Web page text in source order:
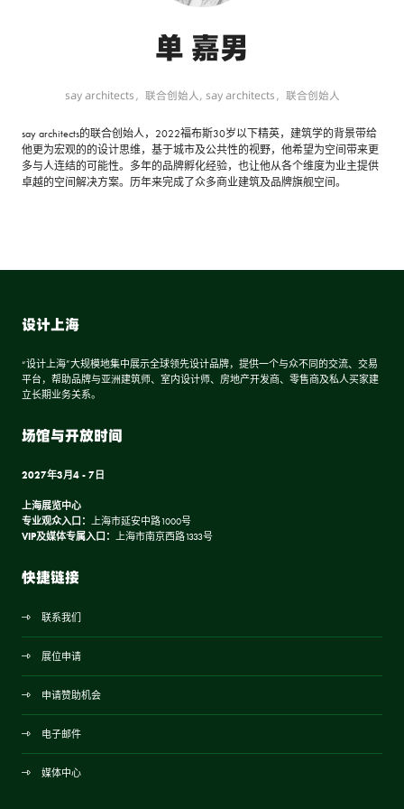
单 嘉男
say architects，联合创始人, say architects，联合创始人
say architects的联合创始人，2022福布斯30岁以下精英，建筑学的背景带给
他更为宏观的的设计思维，基于城市及公共性的视野，他希望为空间带来更
多与人连结的可能性。多年的品牌孵化经验，也让他从各个维度为业主提供
卓越的空间解决方案。历年来完成了众多商业建筑及品牌旗舰空间。
设计上海
“设计上海”大规模地集中展示全球领先设计品牌，提供一个与众不同的交流、交易
平台，帮助品牌与亚洲建筑师、室内设计师、房地产开发商、零售商及私人买家建
立长期业务关系。
场馆与开放时间
2027年3月4 - 7日
上海展览中心
专业观众入口： 上海市延安中路1000号
VIP及媒体专属入口： 上海市南京西路1333号
快捷链接
联系我们
展位申请
申请赞助机会
电子邮件
媒体中心